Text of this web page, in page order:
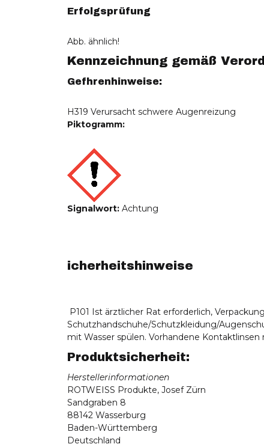
Erfolgsprüfung
Abb. ähnlich!
Kennzeichnung gemäß
Gefhrenhinweise:
H319 Verursacht schwere Augenreizung
Piktogramm:
Signalwort: Achtung
icherheitshinweise
P101 Ist ärztlicher Rat erforderlich,
Schutzhandschuhe/Schutzkleidung/
mit Wasser spülen. Vorhandene
Produktsicherheit:
Herstellerinformationen
ROTWEISS Produkte, Josef Zürn
Sandgraben 8
88142 Wasserburg
Baden-Württemberg
Deutschland